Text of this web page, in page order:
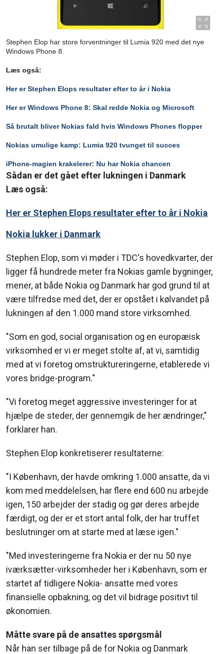
Stephen Elop har store forventninger til Lumia 920 med det nye
Windows Phone 8.
Læs også:
Her er Stephen Elops resultater efter to år i Nokia
Her er Windows Phone 8: Skal redde Nokia og Microsoft
Så brutalt bliver Nokias fald hvis Windows Phones flopper
Nokias umulige kamp: Lumia 920 tvunget til succes
iPhone-magien krakelerer: Nu har Nokia chancen
Sådan er det gået efter lukningen i Danmark
Læs også:
Her er Stephen Elops resultater efter to år i Nokia
Nokia lukker i Danmark
Stephen Elop, som vi møder i TDC's hovedkvarter, der
ligger få hundrede meter fra Nokias gamle bygninger,
mener, at både Nokia og Danmark har god grund til at
være tilfredse med det, der er opstået i kølvandet på
lukningen af den 1.000 mand store virksomhed.
"Som en god, social organisation og en europæisk
virksomhed er vi er meget stolte af, at vi, samtidig
med at vi foretog omstruktureringerne, etablerede vi
vores bridge-program."
"Vi foretog meget aggressive investeringer for at
hjælpe de steder, der gennemgik de her ændringer,"
forklarer han.
Stephen Elop konkretiserer resultaterne:
"I København, der havde omkring 1.000 ansatte, da vi
kom med meddelelsen, har flere end 600 nu arbejde
igen, 150 arbejder der stadig og gør deres arbejde
færdigt, og der er et stort antal folk, der har truffet
beslutninger om at starte med at læse igen."
"Med investeringerne fra Nokia er der nu 50 nye
iværksætter-virksomheder her i København, som er
startet af tidligere Nokia- ansatte med vores
finansielle opbakning, og det vil bidrage positivt til
økonomien.
Måtte svare på de ansattes spørgsmål
Når han ser tilbage på de for Nokia og Danmark